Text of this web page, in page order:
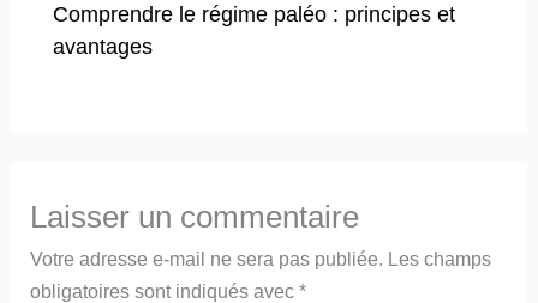
Comprendre le régime paléo : principes et
avantages
Laisser un commentaire
Votre adresse e-mail ne sera pas publiée. Les champs
obligatoires sont indiqués avec*